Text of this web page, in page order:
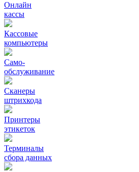
Онлайн
кассы
Кассовые
компьютеры
Само-
обслуживание
Сканеры
штрихкода
Принтеры
этикеток
Терминалы
сбора данных